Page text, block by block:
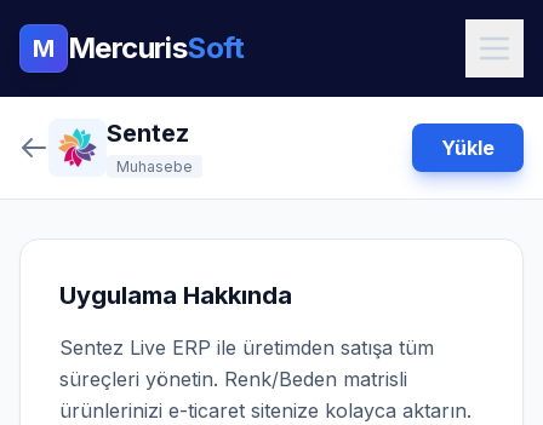
M MercurisSoft
Sentez
Muhasebe
Yükle
Uygulama Hakkında
Sentez Live ERP ile üretimden satışa tüm
süreçleri yönetin. Renk/Beden matrisli
ürünlerinizi e-ticaret sitenize kolayca aktarın.